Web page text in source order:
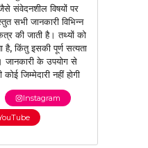
जैसे संवेदनशील विषयों पर
सभी जानकारी विभिन्न
की जाती है। तथ्यों को
किंतु इसकी पूर्ण सत्यता
जानकारी के उपयोग से
जिम्मेदारी नहीं होगी
Instagram